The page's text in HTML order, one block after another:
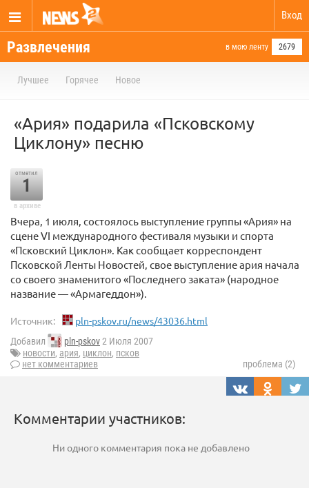
Вход
Развлечения в мою ленту 2679
Лучшее Горячее Новое
«Ария» подарила «Псковскому
Циклону» песню
отметил
1
в архиве
Вчера, 1 июля, состоялось выступление группы «Ария» на
сцене VI международного фестиваля музыки и спорта
«Псковский Циклон». Как сообщает корреспондент
Псковской Ленты Новостей, свое выступление ария начала
со своего знаменитого «Последнего заката» (народное
название — «Армагеддон»).
Источник: pln-pskov.ru/news/43036.html
Добавил pln-pskov2 Июля 2007
новости, ария, циклон, псков
нет комментариев
проблема (2)
Комментарии участников:
Ни одного комментария пока не добавлено